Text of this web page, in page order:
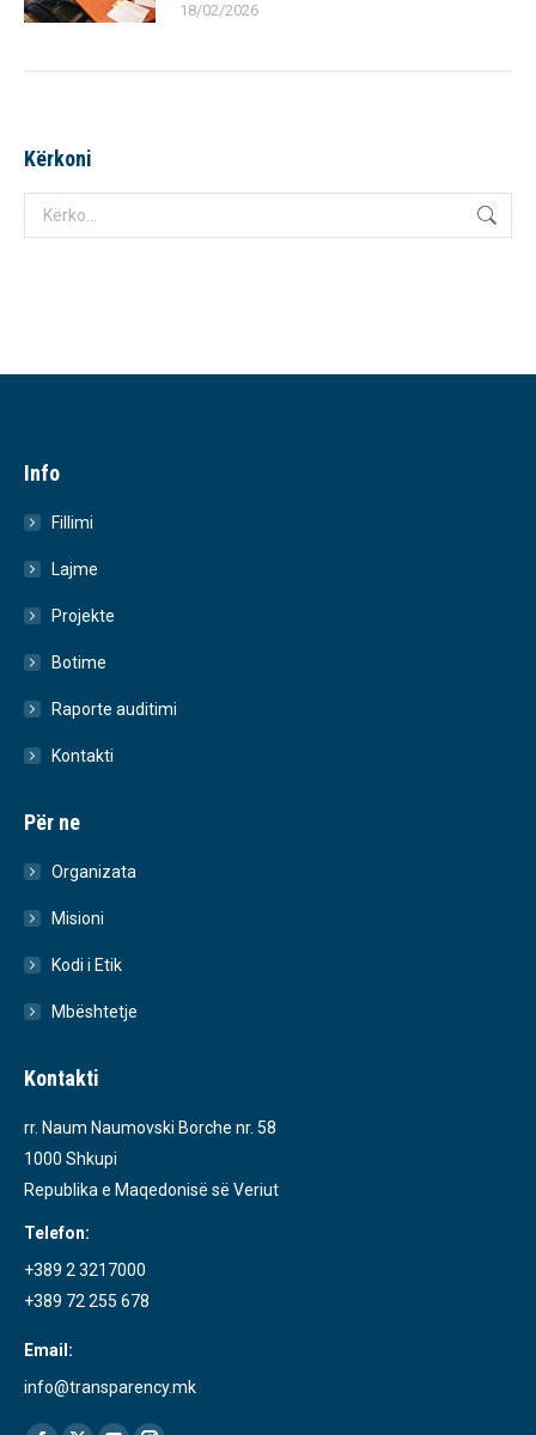
18/02/2026
Kërkoni
Search:
Info
Fillimi
Lajme
Projekte
Botime
Raporte auditimi
Kontakti
Për ne
Organizata
Misioni
Kodi i Etik
Mbështetje
Kontakti
rr. Naum Naumovski Borche nr. 58
1000 Shkupi
Republika e Maqedonisë së Veriut
Telefon:
+389 2 3217000
+389 72 255 678
Email:
info@transparency.mk